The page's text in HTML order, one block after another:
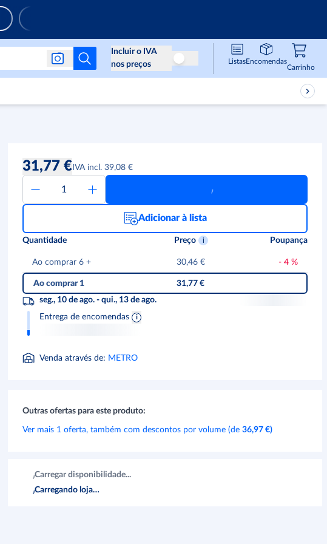
Incluir o IVA
nos preços
Não incluir o IVA nos preços
ListasEncomendas
Carrinho,
31,77 € IVA incl. 39,08 €
Adicionar à lista
Quantidade Preço Poupança
Ao comprar 6 + 30,46 € - 4%
Ao comprar 1
31,77 €
seg., 10 de ago. - qui., 13 de ago.
Entrega de encomendas
Venda através de: METRO
Outras ofertas para este produto:
Ver mais 1 oferta, também com descontos por volume (de36,97 €)
Carregar disponibilidade...
Carregando loja…